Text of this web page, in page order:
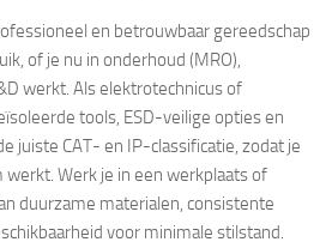
en betrouwbaar gereedschap
of je nu in onderhoud (MRO),
werkt. Als elektrotechnicus of
tools, ESD-veilige opties en
juiste CAT- en IP-classificatie, zodat je
Werk je in een werkplaats of
duurzame materialen, consistente
voor minimale stilstand.